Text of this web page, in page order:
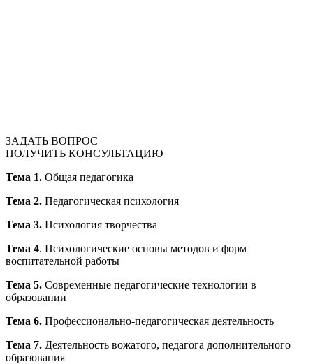
ЗАДАТЬ ВОПРОС
ПОЛУЧИТЬ КОНСУЛЬТАЦИЮ
Тема 1. Общая педагогика
Тема 2. Педагогическая психология
Тема 3. Психология творчества
Тема 4. Психологические основы методов и форм
воспитательной работы
Тема 5. Современные педагогические технологии в
образовании
Тема 6. Профессионально-педагогическая деятельность
Тема 7. Деятельность вожатого, педагога дополнительного
образования